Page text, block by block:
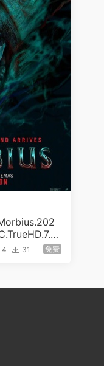
4 31 免费